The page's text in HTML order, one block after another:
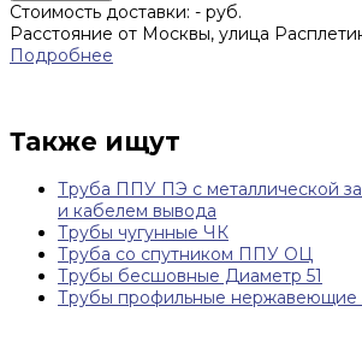
Стоимость доставки: - руб.
Расстояние от Москвы, улица
Подробнее
Также ищут
Труба ППУ ПЭ с металлической
и кабелем вывода
Трубы чугунные ЧК
Труба со спутником ППУ ОЦ
Трубы бесшовные Диаметр 51
Трубы профильные нержавеющие